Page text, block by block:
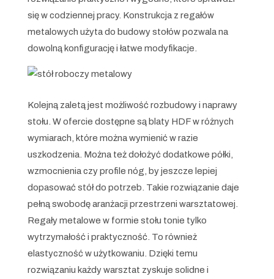
się w codziennej pracy. Konstrukcja z regałów
metalowych użyta do budowy stołów pozwala na
dowolną konfigurację i łatwe modyfikacje.
Kolejną zaletą jest możliwość rozbudowy i naprawy
stołu. W ofercie dostępne są blaty HDF w różnych
wymiarach, które można wymienić w razie
uszkodzenia. Można też dołożyć dodatkowe półki,
wzmocnienia czy profile nóg, by jeszcze lepiej
dopasować stół do potrzeb. Takie rozwiązanie daje
pełną swobodę aranżacji przestrzeni warsztatowej.
Regały metalowe w formie stołu tonie tylko
wytrzymałość i praktyczność. To również
elastyczność w użytkowaniu. Dzięki temu
rozwiązaniu każdy warsztat zyskuje solidne i